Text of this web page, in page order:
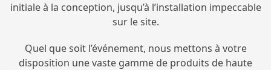
initiale à la conception, jusqu’à l’installation impeccable
sur le site.
Quel que soit l’événement, nous mettons à votre
disposition une vaste gamme de produits de haute